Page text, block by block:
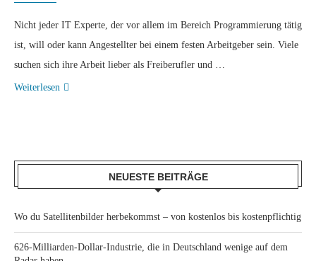
Nicht jeder IT Experte, der vor allem im Bereich Programmierung tätig
ist, will oder kann Angestellter bei einem festen Arbeitgeber sein. Viele
suchen sich ihre Arbeit lieber als Freiberufler und …
Weiterlesen
NEUESTE BEITRÄGE
Wo du Satellitenbilder herbekommst – von kostenlos bis kostenpflichtig
626-Milliarden-Dollar-Industrie, die in Deutschland wenige auf dem